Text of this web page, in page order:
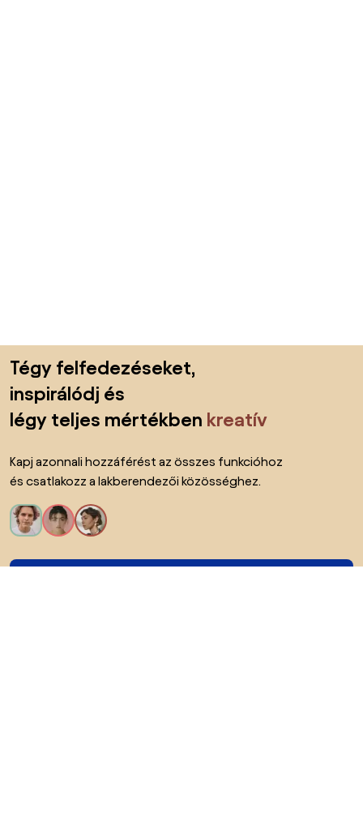
Tégy felfedezéseket,
inspirálódj és
légy teljes mértékben kreatív
Kapj azonnali hozzáférést az összes funkcióhoz
és csatlakozz a lakberendezői közösséghez.